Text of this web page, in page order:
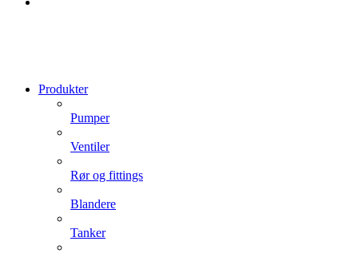
Produkter
Pumper
Ventiler
Rør og fittings
Blandere
Tanker